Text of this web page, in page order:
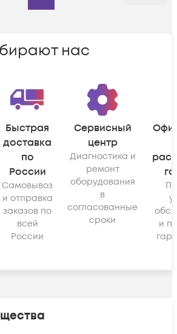
нас
Быстрая
доставка
по
России
Самовывоз
и отправка
заказов по
всей
России
Сервисный
центр
Диагностика и
ремонт
оборудования
в
согласованные
сроки
и